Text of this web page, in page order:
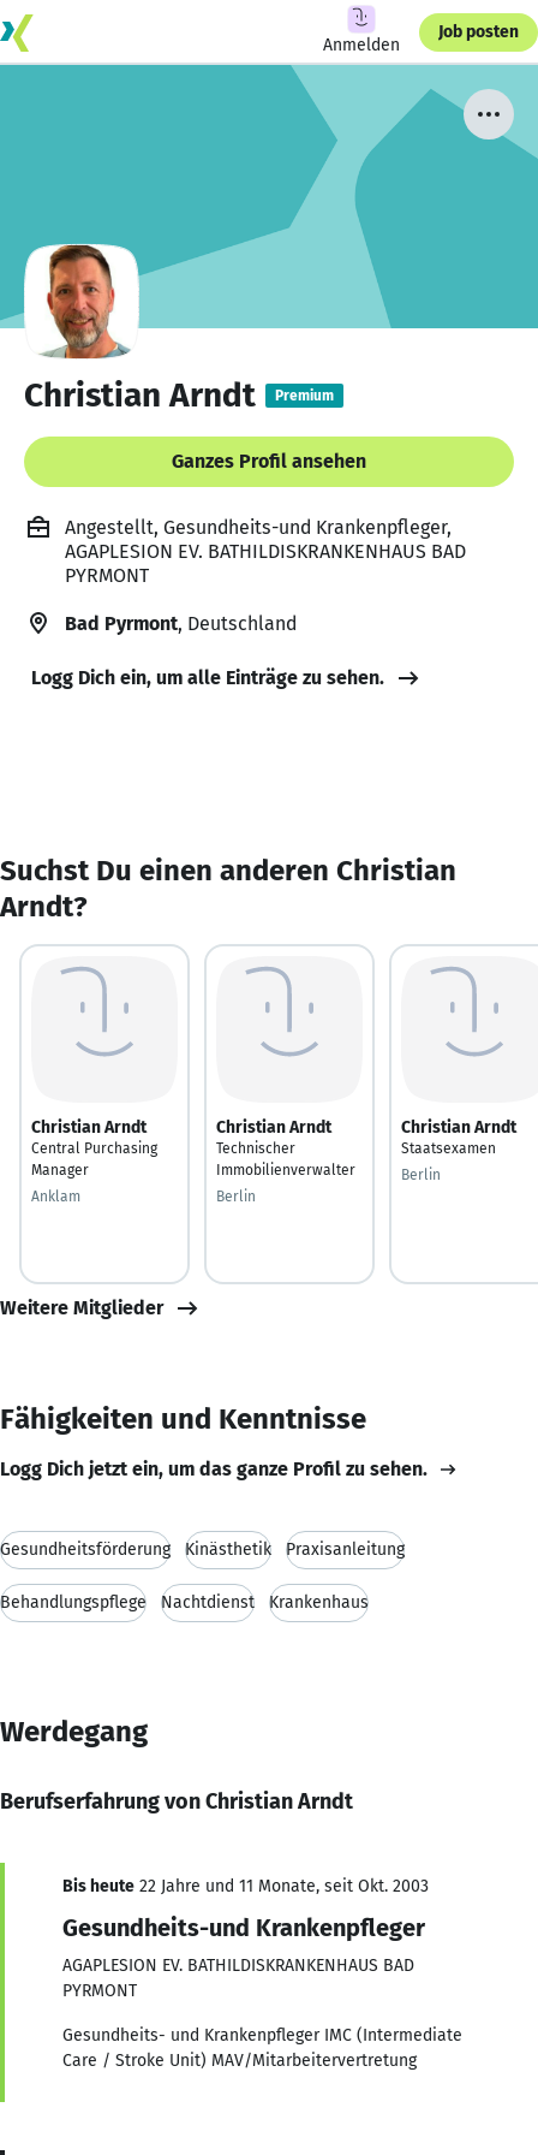
Anmelden
Job posten
Christian Arndt Premium
Ganzes Profil ansehen
Angestellt, Gesundheits-und Krankenpfleger,
AGAPLESION EV. BATHILDISKRANKENHAUS BAD
PYRMONT
Bad Pyrmont, Deutschland
Logg Dich ein, um alle Einträge zu sehen.
Suchst Du einen anderen Christian
Arndt?
Christian Arndt
Central Purchasing
Manager
Anklam
Christian Arndt
Technischer
Immobilienverwalter
Berlin
Christian Arndt
Staatsexamen
Berlin
Weitere Mitglieder
Fähigkeiten und Kenntnisse
Logg Dich jetzt ein, um das ganze Profil zu sehen.
Gesundheitsförderung Kinästhetik Praxisanleitung
Behandlungspflege Nachtdienst Krankenhaus
Werdegang
Berufserfahrung von Christian Arndt
Bis heute 22 Jahre und 11 Monate, seit Okt. 2003
Gesundheits-und Krankenpfleger
AGAPLESION EV. BATHILDISKRANKENHAUS BAD
PYRMONT
Gesundheits- und Krankenpfleger IMC (Intermediate
Care / Stroke Unit) MAV/Mitarbeitervertretung